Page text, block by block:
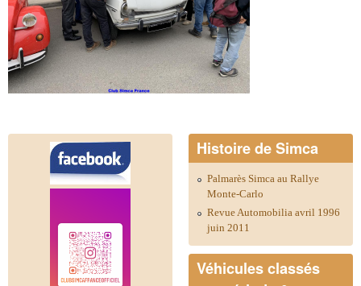
Histoire de Simca
Palmarès Simca au Rallye
Monte-Carlo
Revue Automobilia avril 1996
juin 2011
Véhicules classés